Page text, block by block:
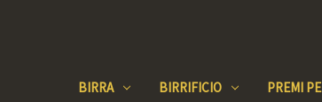
BIRRA BIRRIFICIO PREMI